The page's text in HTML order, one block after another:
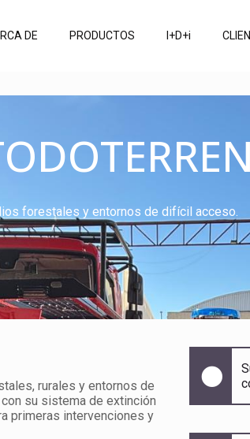
DE PRODUCTOS I+D+i
forestales y entornos de difícil acceso.
rurales y entornos de
su sistema de extinción
primeras intervenciones y